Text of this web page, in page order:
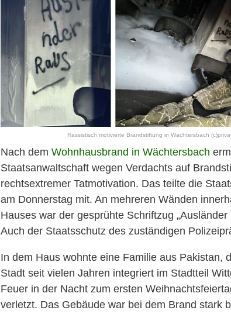
Rassistisch motivierte Brandstiftung in Wächtersbach
Nach dem Wohnhausbrand in Wächtersbach
Staatsanwaltschaft wegen Verdachts auf
rechtsextremer Tatmotivation. Das teilte die
am Donnerstag mit. An mehreren Wänden
Hauses war der gesprühte Schriftzug
Auch der Staatsschutz des zuständigen
In dem Haus wohnte eine Familie aus Pakistan,
Stadt seit vielen Jahren integriert im Stadtteil
Feuer in der Nacht zum ersten
verletzt. Das Gebäude war bei dem Brand stark